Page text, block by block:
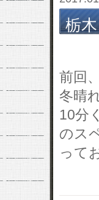
栃
前回
冬晴
10分
のス
って